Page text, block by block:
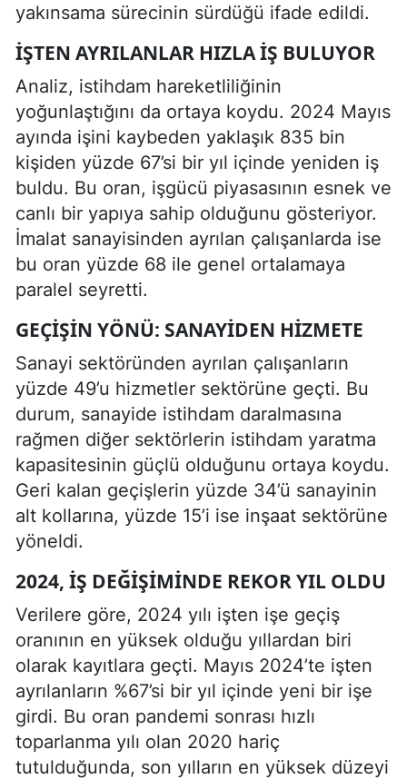
yakınsama sürecinin sürdüğü ifade edildi.
İŞTEN AYRILANLAR HIZLA İŞ BULUYOR
Analiz, istihdam hareketliliğinin
yoğunlaştığını da ortaya koydu. 2024 Mayıs
ayında işini kaybeden yaklaşık 835 bin
kişiden yüzde 67’si bir yıl içinde yeniden iş
buldu. Bu oran, işgücü piyasasının esnek ve
canlı bir yapıya sahip olduğunu gösteriyor.
İmalat sanayisinden ayrılan çalışanlarda ise
bu oran yüzde 68 ile genel ortalamaya
paralel seyretti.
GEÇIŞIN YÖNÜ: SANAYIDEN HIZMETE
Sanayi sektöründen ayrılan çalışanların
yüzde 49’u hizmetler sektörüne geçti. Bu
durum, sanayide istihdam daralmasına
rağmen diğer sektörlerin istihdam yaratma
kapasitesinin güçlü olduğunu ortaya koydu.
Geri kalan geçişlerin yüzde 34’ü sanayinin
alt kollarına, yüzde 15’i ise inşaat sektörüne
yöneldi.
2024, İŞ DEĞIŞIMINDE REKOR YIL OLDU
Verilere göre, 2024 yılı işten işe geçiş
oranının en yüksek olduğu yıllardan biri
olarak kayıtlara geçti. Mayıs 2024’te işten
ayrılanların %67’si bir yıl içinde yeni bir işe
girdi. Bu oran pandemi sonrası hızlı
toparlanma yılı olan 2020 hariç
tutulduğunda, son yılların en yüksek düzeyi